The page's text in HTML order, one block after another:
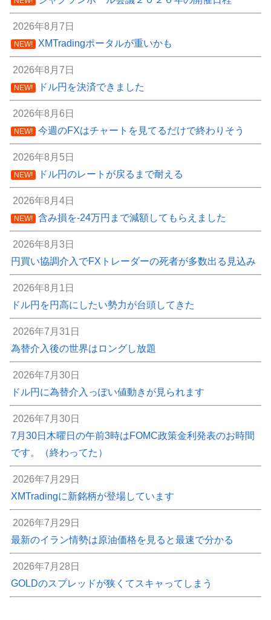
2026年8月7日
NEW! XMTradingポータルが重いかも
2026年8月7日
NEW! ドル円を決済できました
2026年8月6日
NEW! 今週のFXはチャートを見てるだけで終わりそう
2026年8月5日
NEW! ドル円のレートが戻るまで耐える
2026年8月4日
NEW! 含み損を-24万円まで減額してもらえました
2026年8月3日
円買い協調介入でFXトレーダーの死者が多数出る見込み
2026年8月1日
ドル円を円高にしたい勢力が台頭してきた
2026年7月31日
為替介入後の世界はロングし放題
2026年7月30日
ドル円に為替介入っぽい値動きが見られます
2026年7月30日
7月30日木曜日の午前3時はFOMC政策金利発表のお時間
です。（終わってた）
2026年7月29日
XMTradingに新銘柄が登場しています
2026年7月29日
最新のイラン情勢は原油価格を見ると最速で分かる
2026年7月28日
GOLDのスプレッドが狭くてスキャってしまう